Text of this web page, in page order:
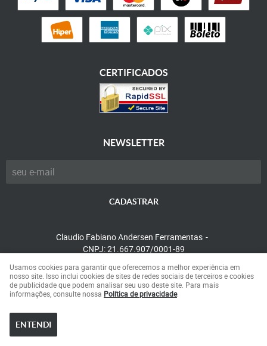
CERTIFICADOS
NEWSLETTER
CADASTRAR
Claudio Fabiano Andersen Ferramentas
CNPJ: 21.667.907/0001-89
LOJA VIRTUAL CRIADA POR
Usamos cookies para garantir que oferecemos a melhor experiência em
nosso site. Isso inclui cookies de sites de redes sociais de terceiros e cookies
de publicidade que podem analisar seu uso deste site. Para mais
informações, consulte nossa Política de privacidade.
ENTENDI